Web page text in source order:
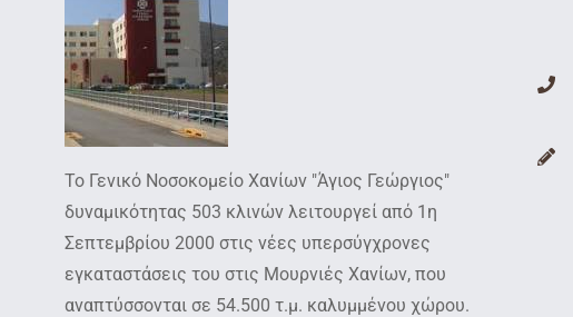
Το Γενικό Νοσοκομείο Χανίων "Άγιος Γεώργιος"
δυναμικότητας 503 κλινών λειτουργεί από 1η
Σεπτεμβρίου 2000 στις νέες υπερσύγχρονες
εγκαταστάσεις του στις Μουρνιές Χανίων, που
αναπτύσσονται σε 54.500 τ.μ. καλυμμένου χώρου.